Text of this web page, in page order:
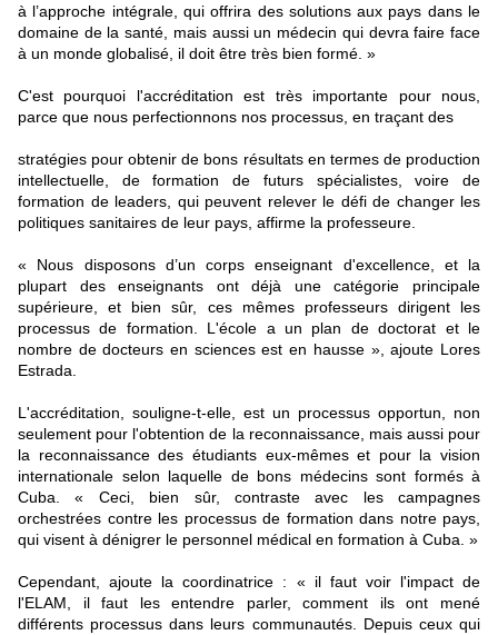
à l’approche intégrale, qui offrira des solutions aux pays dans le
domaine de la santé, mais aussi un médecin qui devra faire face
à un monde globalisé, il doit être très bien formé. »
C'est pourquoi l'accréditation est très importante pour nous,
parce que nous perfectionnons nos processus, en traçant des
stratégies pour obtenir de bons résultats en termes de production
intellectuelle, de formation de futurs spécialistes, voire de
formation de leaders, qui peuvent relever le défi de changer les
politiques sanitaires de leur pays, affirme la professeure.
« Nous disposons d’un corps enseignant d'excellence, et la
plupart des enseignants ont déjà une catégorie principale
supérieure, et bien sûr, ces mêmes professeurs dirigent les
processus de formation. L'école a un plan de doctorat et le
nombre de docteurs en sciences est en hausse », ajoute Lores
Estrada.
L'accréditation, souligne-t-elle, est un processus opportun, non
seulement pour l'obtention de la reconnaissance, mais aussi pour
la reconnaissance des étudiants eux-mêmes et pour la vision
internationale selon laquelle de bons médecins sont formés à
Cuba. « Ceci, bien sûr, contraste avec les campagnes
orchestrées contre les processus de formation dans notre pays,
qui visent à dénigrer le personnel médical en formation à Cuba. »
Cependant, ajoute la coordinatrice : « il faut voir l'impact de
l'ELAM, il faut les entendre parler, comment ils ont mené
différents processus dans leurs communautés. Depuis ceux qui